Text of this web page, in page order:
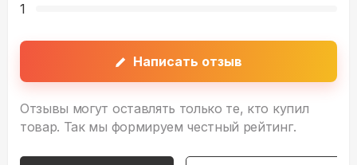
1
Написать отзыв
Отзывы могут оставлять только те, кто купил
товар. Так мы формируем честный рейтинг.